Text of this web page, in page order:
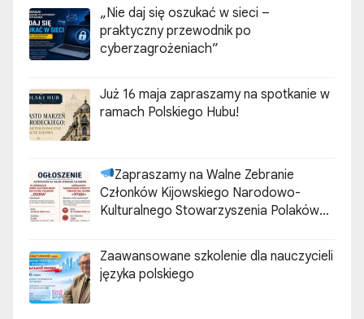
„Nie daj się oszukać w sieci –
praktyczny przewodnik po
cyberzagrożeniach”
Już 16 maja zapraszamy na spotkanie w
ramach Polskiego Hubu!
Zapraszamy na Walne Zebranie
Członków Kijowskiego Narodowo-
Kulturalnego Stowarzyszenia Polaków
Zaawansowane szkolenie dla nauczycieli
języka polskiego